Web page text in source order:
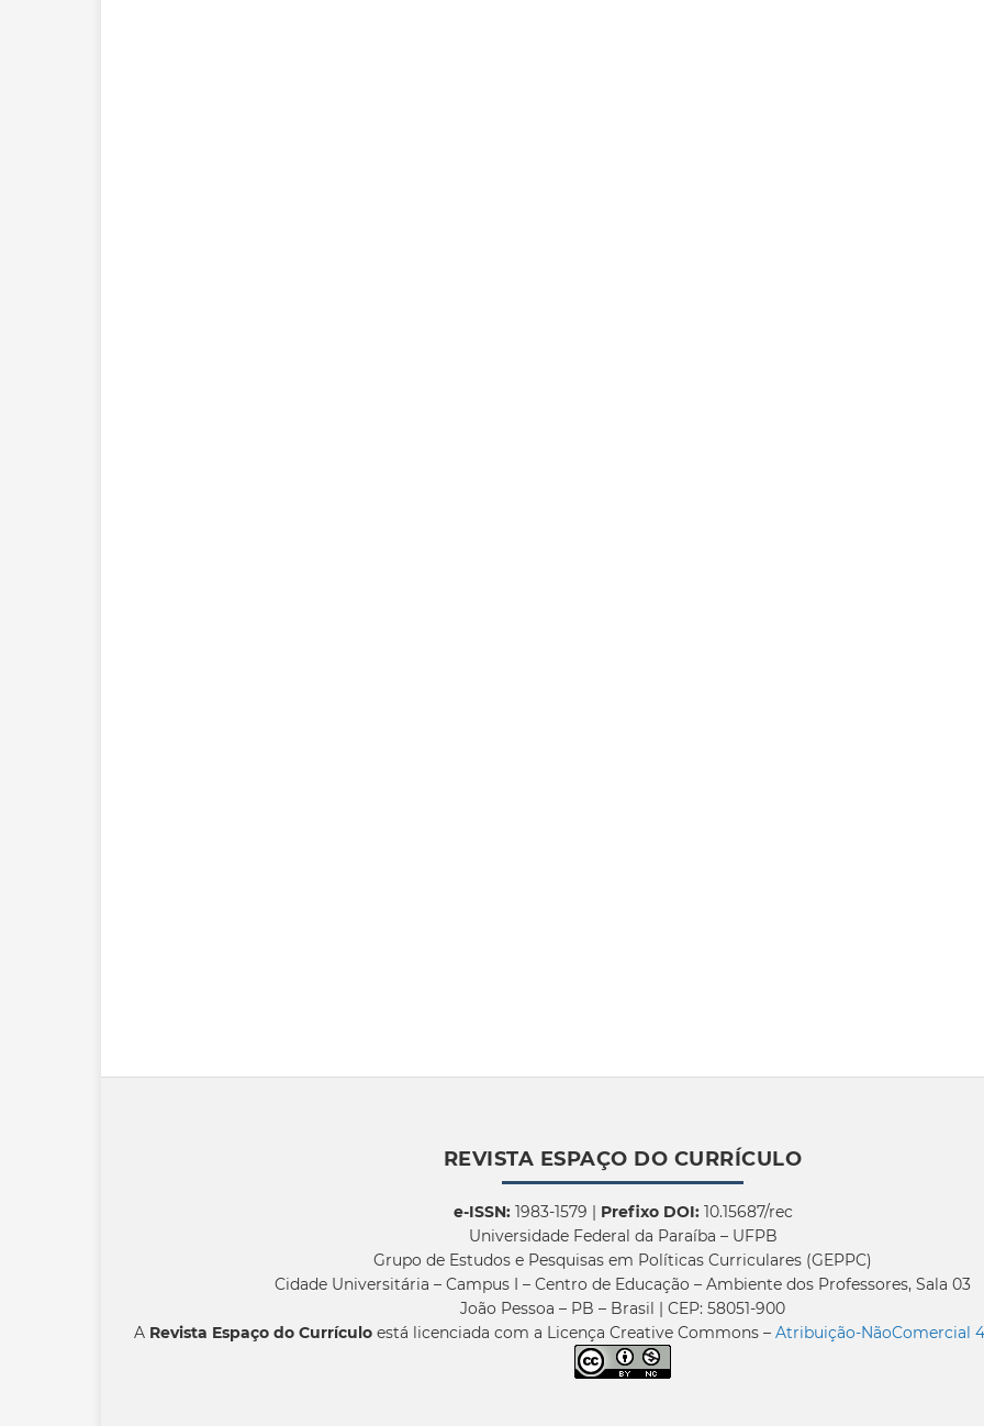
REVISTA ESPAÇO DO CURRÍCULO
e-ISSN:1983-1579 | Prefixo DOI:10.15687/rec
Universidade Federal da Paraíba – UFPB
Grupo de Estudos e Pesquisas em Políticas Curriculares (GEPPC)
Cidade Universitária – Campus I – Centro de Educação – Ambiente dos Professores, Sala 03
João Pessoa – PB – Brasil | CEP: 58051-900
A Revista Espaço do Currículo está licenciada com a Licença Creative Commons – Atribuição-NãoComercial